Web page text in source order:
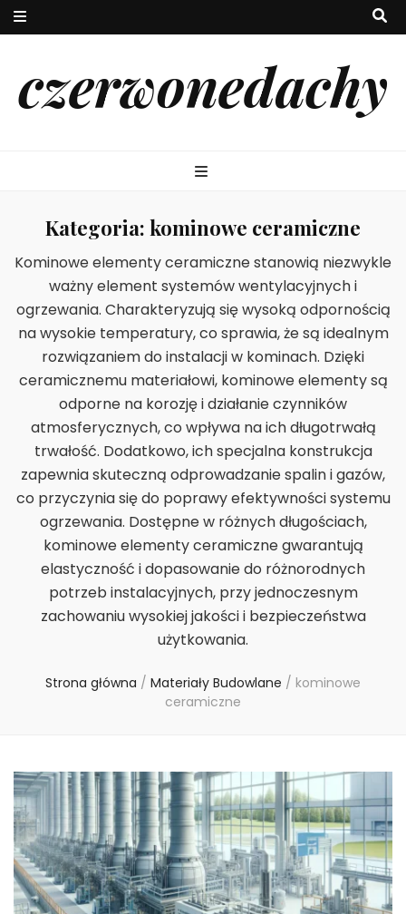
czerwonedachy
Kategoria: kominowe ceramiczne
Kominowe elementy ceramiczne stanowią niezwykle
ważny element systemów wentylacyjnych i
ogrzewania. Charakteryzują się wysoką odpornością
na wysokie temperatury, co sprawia, że są idealnym
rozwiązaniem do instalacji w kominach. Dzięki
ceramicznemu materiałowi, kominowe elementy są
odporne na korozję i działanie czynników
atmosferycznych, co wpływa na ich długotrwałą
trwałość. Dodatkowo, ich specjalna konstrukcja
zapewnia skuteczną odprowadzanie spalin i gazów,
co przyczynia się do poprawy efektywności systemu
ogrzewania. Dostępne w różnych długościach,
kominowe elementy ceramiczne gwarantują
elastyczność i dopasowanie do różnorodnych
potrzeb instalacyjnych, przy jednoczesnym
zachowaniu wysokiej jakości i bezpieczeństwa
użytkowania.
Strona główna / Materiały Budowlane / kominowe
ceramiczne